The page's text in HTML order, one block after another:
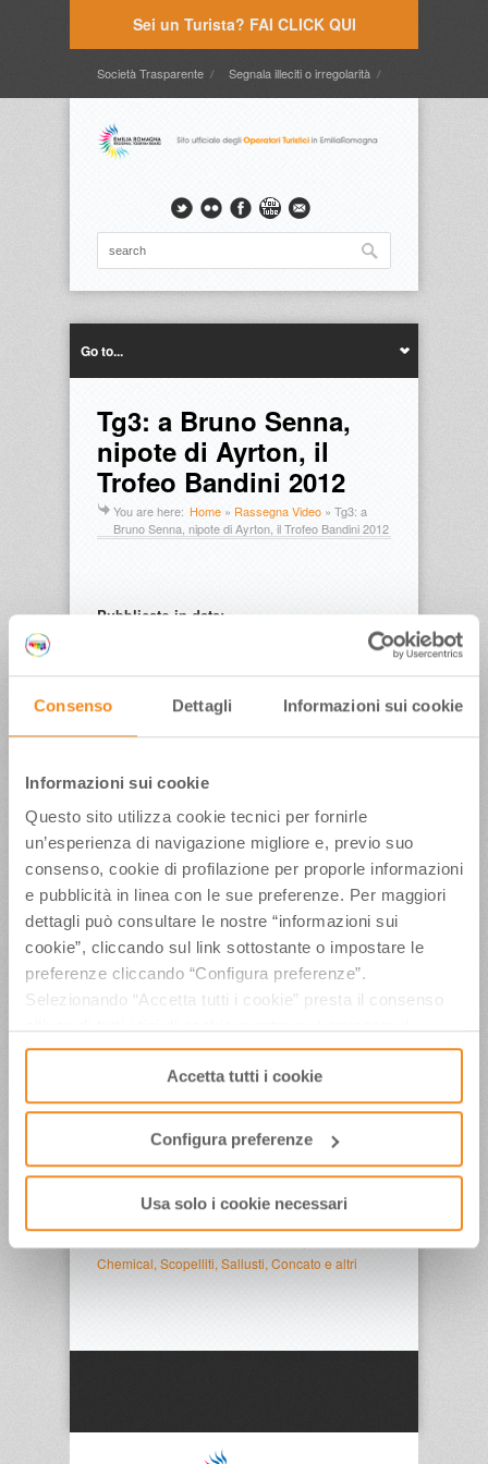
Consenso Dettagli Informazioni sui cookie
Informazioni sui cookie
Questo sito utilizza cookie tecnici per fornirle
un’esperienza di navigazione migliore e, previo suo
consenso, cookie di profilazione per proporle informazioni
e pubblicità in linea con le sue preferenze. Per maggiori
dettagli può consultare le nostre “informazioni sui
cookie”, cliccando sul link sottostante o impostare le
preferenze cliccando “Configura preferenze”.
Selezionando “Accetta tutti i cookie” presta il consenso
consenso cliccando su “Usa solo i cookie necessari” e
saranno attivati i soli cookie tecnici necessari al corretto
funzionamento del sito.
Accetta tutti i cookie
Configura preferenze
Usa solo i cookie necessari
Sei un Turista? FAI CLICK QUI
Società Trasparente Segnala illeciti o irregolarità
Timbrature
Go to...
Tg3: a Bruno Senna,
nipote di Ayrton, il
Trofeo Bandini 2012
You are here: Home » Rassegna Video » Tg3: a
Bruno Senna, nipote di Ayrton, il Trofeo Bandini 2012
Pubblicato in data:
Tags
Bruno Senna motorvalley Rai3
Trofeo
ULTIMI ARTICOLI
Weekend conclusivo per”La Terrazza della Dolce
Vita”, con il Ministro del Turismo Mazzi, Iva
altri
Venerdì 7 e sabato 8 agosto a”La Terrazza della
Dolce Vita” Gelmini, Malpezzi, Di Domenico,
Maradona Jr, Fabiani, Barolo, Notaro, Jay Lillo e i
Los Locos
CONTO ALLA ROVESCIA PER IL GRAN FINALE
DI FERRAGOSTO A CERVIA. SABATO 15
Notte di San Lorenzo in Emilia-Romagna tra
trekking in quota, Osservatori, Fuochi in spiaggia,
Chemical, Scopelliti, Sallusti, Concato e altri